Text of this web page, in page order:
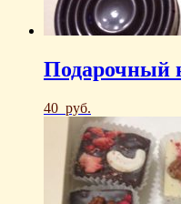
Подарочный
40 руб.